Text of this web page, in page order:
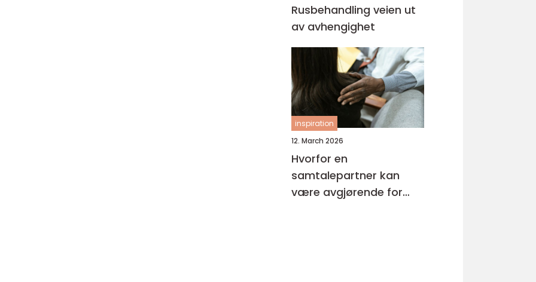
Rusbehandling veien ut
av avhengighet
inspiration
12. March 2026
Hvorfor en
samtalepartner kan
være avgjørende for